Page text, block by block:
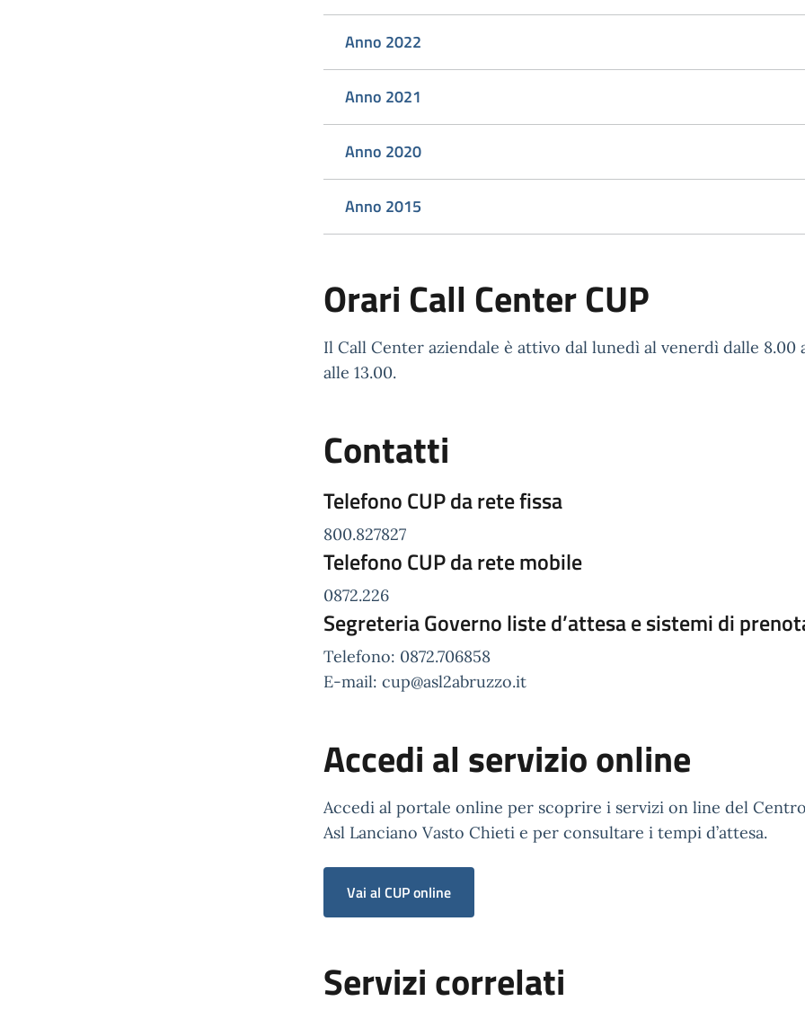
Anno 2022
Anno 2021
Anno 2020
Anno 2015
Orari Call Center CUP
Il Call Center aziendale è attivo dal lunedì al venerdì dalle 8.00
alle 13.00.
Contatti
Telefono CUP da rete fissa
800.827827
Telefono CUP da rete mobile
0872.226
Segreteria Governo liste d’attesa e sistemi di
Telefono: 0872.706858
E-mail: cup@asl2abruzzo.it
Accedi al servizio online
Accedi al portale online per scoprire i servizi on line del
Asl Lanciano Vasto Chieti e per consultare i tempi d’attesa.
Vai al CUP online
Servizi correlati